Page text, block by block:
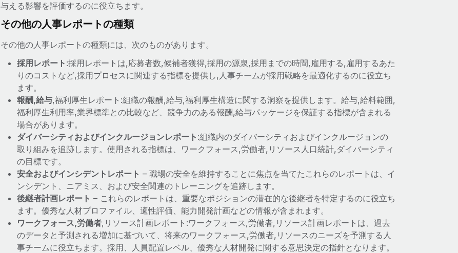
与える影響を評価するのに役立ちます。
その他の人事レポートの種類
その他の人事レポートの種類には、次のものがあります。
採用レポート :採用レポートは,応募者数,候補者獲得,採用の源泉,採用までの時間,雇用する,雇用するあた
りのコストなど,採用プロセスに関連する指標を提供し,人事チームが採用戦略を最適化するのに役立ち
ます。
報酬,給与,福利厚生レポート:組織の報酬,給与,福利厚生構造に関する洞察を提供します。給与,給料範囲,
福利厚生利用率,業界標準との比較など、競争力のある報酬,給与パッケージを保証する指標が含まれる
場合があります。
ダイバーシティおよびインクルージョンレポート :組織内のダイバーシティおよびインクルージョンの
取り組みを追跡します。使用される指標は、ワークフォース,労働者,リソース人口統計,ダイバーシティ
の目標です。
安全およびインシデントレポート – 職場の安全を維持することに焦点を当てたこれらのレポートは、イ
ンシデント、ニアミス、および安全関連のトレーニングを追跡します。
後継者計画レポート – これらのレポートは、重要なポジションの潜在的な後継者を特定するのに役立ち
ます。優秀な人材プロファイル、適性評価、能力開発計画などの情報が含まれます。
ワークフォース,労働者,リソース計画レポート:ワークフォース,労働者,リソース計画レポートは、過去
のデータと予測される増加に基づいて、将来のワークフォース,労働者,リソースのニーズを予測する人
事チームに役立ちます。採用、人員配置レベル、優秀な人材開発に関する意思決定の指針となります。